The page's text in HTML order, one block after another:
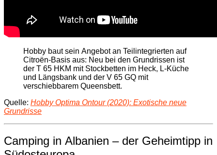
Hobby baut sein Angebot an Teilintegrierten auf
Citroën-Basis aus: Neu bei den Grundrissen ist
der T 65 HKM mit Stockbetten im Heck, L-Küche
und Längsbank und der V 65 GQ mit
verschiebbarem Queensbett.
Quelle: Hobby Optima Ontour (2020): Exotische neue
Grundrisse
Camping in Albanien – der Geheimtipp in